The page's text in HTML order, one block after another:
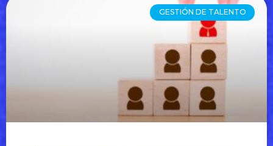
GESTIÓN DE TALENTO